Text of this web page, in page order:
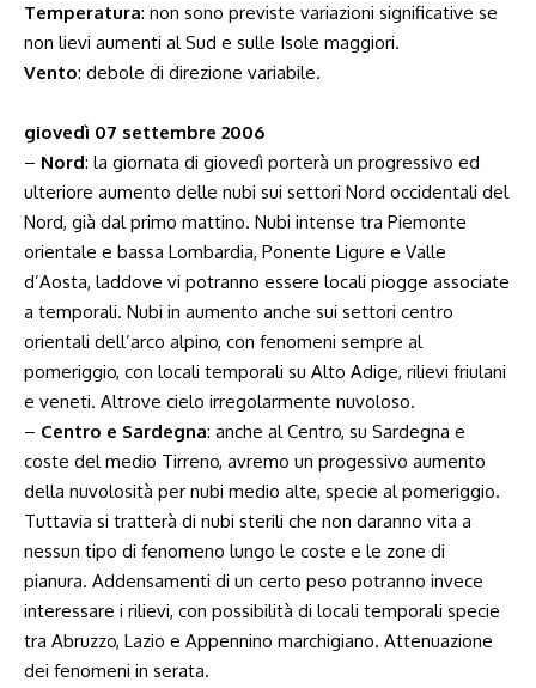
Temperatura: non sono previste variazioni significative se
non lievi aumenti al Sud e sulle Isole maggiori.
Vento: debole di direzione variabile.
giovedì 07 settembre 2006
– Nord: la giornata di giovedì porterà un progressivo ed
ulteriore aumento delle nubi sui settori Nord occidentali del
Nord, già dal primo mattino. Nubi intense tra Piemonte
orientale e bassa Lombardia, Ponente Ligure e Valle
d’Aosta, laddove vi potranno essere locali piogge associate
a temporali. Nubi in aumento anche sui settori centro
orientali dell’arco alpino, con fenomeni sempre al
pomeriggio, con locali temporali su Alto Adige, rilievi friulani
e veneti. Altrove cielo irregolarmente nuvoloso.
– Centro e Sardegna: anche al Centro, su Sardegna e
coste del medio Tirreno, avremo un progessivo aumento
della nuvolosità per nubi medio alte, specie al pomeriggio.
Tuttavia si tratterà di nubi sterili che non daranno vita a
nessun tipo di fenomeno lungo le coste e le zone di
pianura. Addensamenti di un certo peso potranno invece
interessare i rilievi, con possibilità di locali temporali specie
tra Abruzzo, Lazio e Appennino marchigiano. Attenuazione
dei fenomeni in serata.